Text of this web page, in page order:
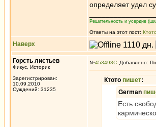
определяет удел
Решительность и усердие
Ответы на этот пост: Ктото
Наверх
Горсть листьев
Фикус, Историк
Зарегистрирован:
10.09.2010
Суждений: 31235
№453493 Добавлено:
Ктото пишет:
German
Есть